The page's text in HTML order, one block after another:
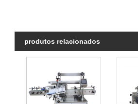
produtos relacionados